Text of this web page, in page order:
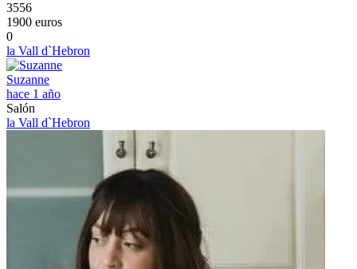
3556
1900 euros
0
la Vall d`Hebron
Suzanne
hace 1 año
Salón
la Vall d`Hebron